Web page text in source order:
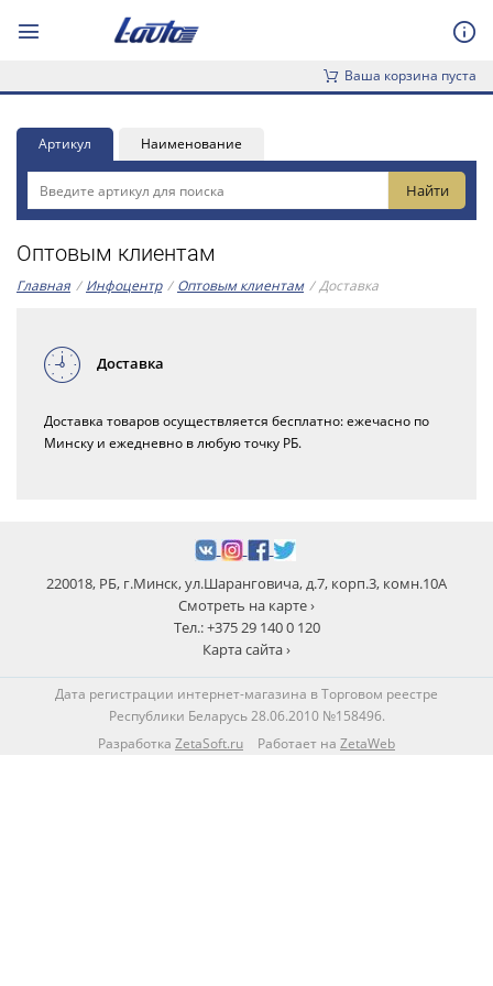
Ваша корзина пуста
Артикул Наименование
Оптовым клиентам
Главная / Инфоцентр / Оптовым клиентам / Доставка
Доставка
Доставка товаров осуществляется бесплатно: ежечасно по
Минску и ежедневно в любую точку РБ.
220018, РБ, г.Минск, ул.Шаранговича, д.7, корп.3, комн.10А
Смотреть на карте ›
Тел.: +375 29 140 0 120
Карта сайта ›
Дата регистрации интернет-магазина в Торговом реестре
Республики Беларусь 28.06.2010 №158496.
Разработка ZetaSoft.ru Работает на ZetaWeb